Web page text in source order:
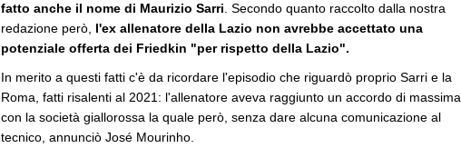
fatto anche il nome di Maurizio Sarri . Secondo quanto raccolto dalla nostra
redazione però, l'ex allenatore della Lazio non avrebbe accettato una
potenziale offerta dei Friedkin "per rispetto della Lazio".
In merito a questi fatti c'è da ricordare l'episodio che riguardò proprio Sarri e la
Roma, fatti risalenti al 2021: l'allenatore aveva raggiunto un accordo di massima
con la società giallorossa la quale però, senza dare alcuna comunicazione al
tecnico, annunciò José Mourinho.